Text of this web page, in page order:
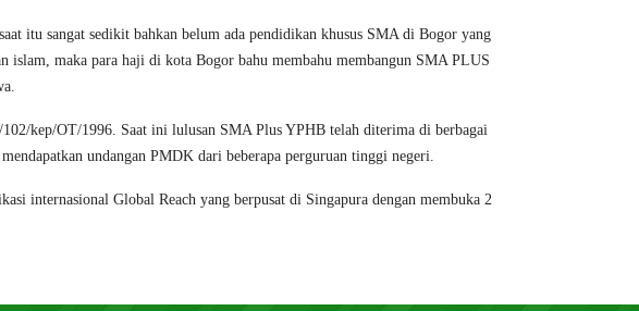
itu sangat sedikit bahkan belum ada pendidikan khusus SMA di Bogor yang
islam, maka para haji di kota Bogor bahu membahu membangun SMA PLUS
kep/OT/1996. Saat ini lulusan SMA Plus YPHB telah diterima di berbagai
undangan PMDK dari beberapa perguruan tinggi negeri.
internasional Global Reach yang berpusat di Singapura dengan membuka 2